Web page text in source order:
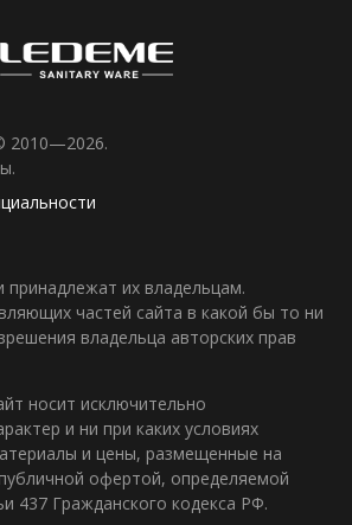
2010—2026.
принадлежат их владельцам.
частей сайта в какой бы то ни
владельца авторских прав
носит исключительно
и ни при каких условиях
и цены, размещенные на
офертой, определяемой
437 Гражданского кодекса РФ.